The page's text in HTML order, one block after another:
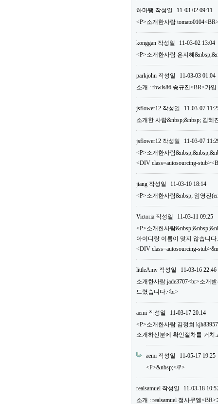
하마탱 작성일
11-03-02 09:11
<P>소개한사람
konggan 작성일
11-03-02 13:04
<P>소개한사람 은지혜
parkjohn 작성일
11-03-03 01:04
소개 : rbwls86 송규진<BR>가
jsflower12 작성일
11-03-07
소개한 사람&nbsp;&nbsp; 김혜
jsflower12 작성일
11-03-07
<P>소개한사람
<DIV class=autosourcing-
jiang 작성일
11-03-10 18:14
<P>소개한사람&nbsp; 임영진
Victoria 작성일
11-03-11 09:25
<P>소개한사람
아이디랑 이름이 맞지 않습니다.
<DIV class=autosourcing-
littleAmy 작성일
11-03-16 22:46
소개한사람 jade3707<br>소개
드렸습니다.<br>
aemi 작성일
11-03-17 20:14
<P>소개한사람 김정희
소개하신분에 확인절차를 거치
aemi 작성일
11-05-17 19:25
<P>&nbsp;</P>
realsamuel 작성일
11-03-18
소개 : realsamuel 정사무엘